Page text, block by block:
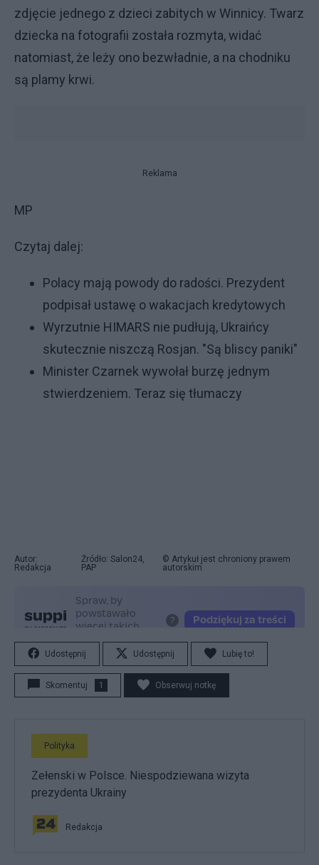
zdjęcie jednego z dzieci zabitych w Winnicy. Twarz
dziecka na fotografii została rozmyta, widać
natomiast, że leży ono bezwładnie, a na chodniku
są plamy krwi.
Reklama
MP
Czytaj dalej:
Polacy mają powody do radości. Prezydent
podpisał ustawę o wakacjach kredytowych
Wyrzutnie HIMARS nie pudłują, Ukraińcy
skutecznie niszczą Rosjan. "Są bliscy paniki"
Minister Czarnek wywołał burzę jednym
stwierdzeniem. Teraz się tłumaczy
Autor:
Redakcja
Źródło: Salon24,
PAP
© Artykuł jest chroniony prawem
autorskim
Udostępnij Udostępnij Lubię to!
Skomentuj 1 Obserwuj notkę
Polityka
Zełenski w Polsce. Niespodziewana wizyta
prezydenta Ukrainy
Redakcja